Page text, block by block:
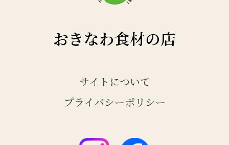
おきなわ食材の店
サイトについて
プライバシーポリシー